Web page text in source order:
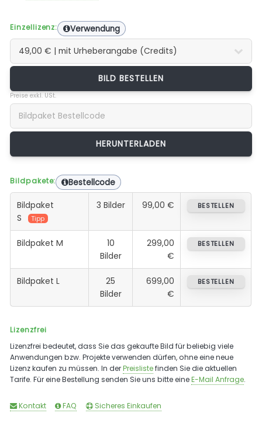
Einzellizenz: Verwendung
BILD BESTELLEN
Preise exkl. USt.
Bildpakete: Bestellcode
Bildpaket
S
Tipp
3 Bilder 99,00 € BESTELLEN
Bildpaket M
10
Bilder
299,00
€
BESTELLEN
Bildpaket L
25
Bilder
699,00
€
BESTELLEN
Lizenzfrei
Lizenzfrei bedeutet, dass Sie das gekaufte Bild für beliebig viele
Anwendungen bzw. Projekte verwenden dürfen, ohne eine neue
Lizenz kaufen zu müssen. In derPreislistefinden Sie die aktuellen
Tarife. Für eine Bestellung senden Sie uns bitte eineE-Mail Anfrage.
Kontakt FAQ Sicheres Einkaufen